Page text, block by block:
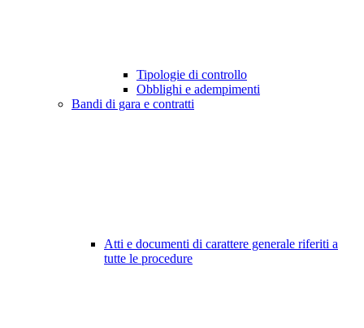
Tipologie di controllo
Obblighi e adempimenti
Bandi di gara e contratti
Atti e documenti di carattere generale riferiti a
tutte le procedure